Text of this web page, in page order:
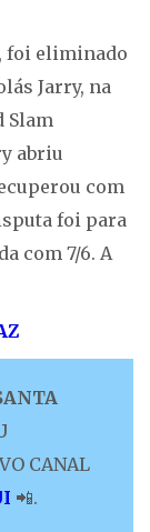
foi eliminado
Jarry, na
Slam
abriu
com
foi para
com 7/6. A
CANAL
📲.